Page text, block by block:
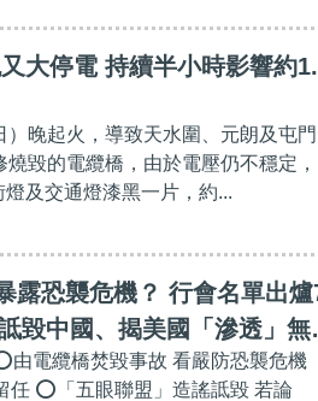
大停電 持續半小時影響約
晚起火，導致天水圍、元朗及屯門
毀的電纜橋，由於電壓仍不穩定，
及交通燈漆黑一片，約...
露恐襲危機？ 行會名單出爐
毀中國、揭美國「滲透」無
由電纜橋焚毀事故 看嚴防恐襲危機
任 ⭕「五眼聯盟」造謠詆毀 若論